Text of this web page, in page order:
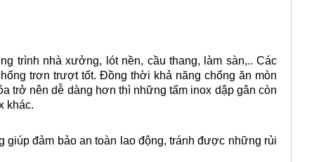
trình nhà xưởng, lót nền, cầu thang, làm sàn,.. Các
trơn trượt tốt. Đồng thời khả năng chống ăn mòn
trở nên dễ dàng hơn thì những tấm inox dập gân còn
khác.
giúp đảm bảo an toàn lao động, tránh được những rủi